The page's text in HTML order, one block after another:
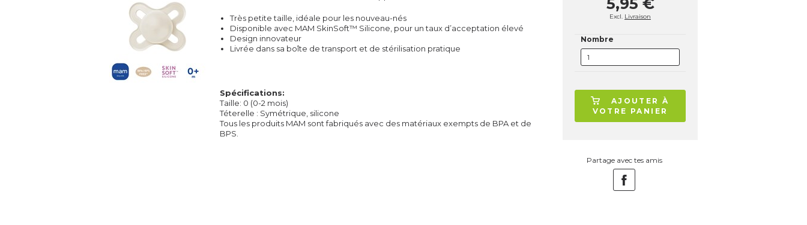
Très petite taille, idéale pour les nouveau-nés
Disponible avec MAM SkinSoft™ Silicone, pour un taux d’acceptation élevé
Design innovateur
Livrée dans sa boîte de transport et de stérilisation pratique
Spécifications:
Taille: 0 (0-2 mois)
Téterelle : Symétrique, silicone
Tous les produits MAM sont fabriqués avec des matériaux exempts de BPA et de
BPS.
5,95 €
Excl. Livraison
Nombre
AJOUTER À
VOTRE PANIER
Partage avec tes amis